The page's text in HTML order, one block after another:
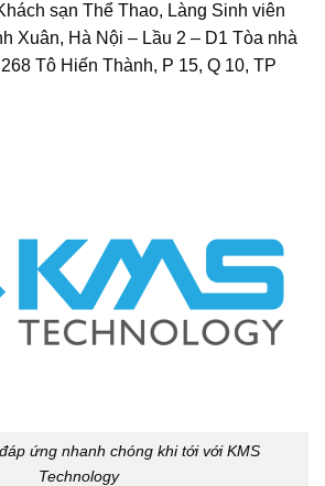
sạn Thể Thao, Làng Sinh viên
Xuân, Hà Nội – Lầu 2 – D1 Tòa nhà
Tô Hiến Thành, P 15, Q 10, TP
ứng nhanh chóng khi tới với KMS
Technology